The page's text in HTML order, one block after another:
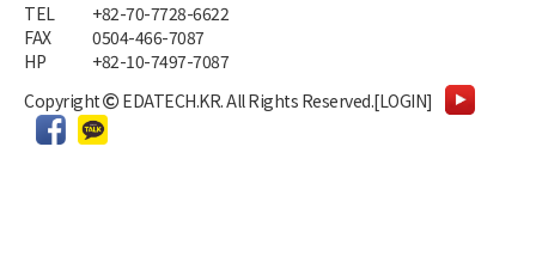
TEL
+82-70-7728-6622
FAX
0504-466-7087
HP
+82-10-7497-7087
Copyright
EDATECH.KR.All Rights Reserved.[LOGIN]